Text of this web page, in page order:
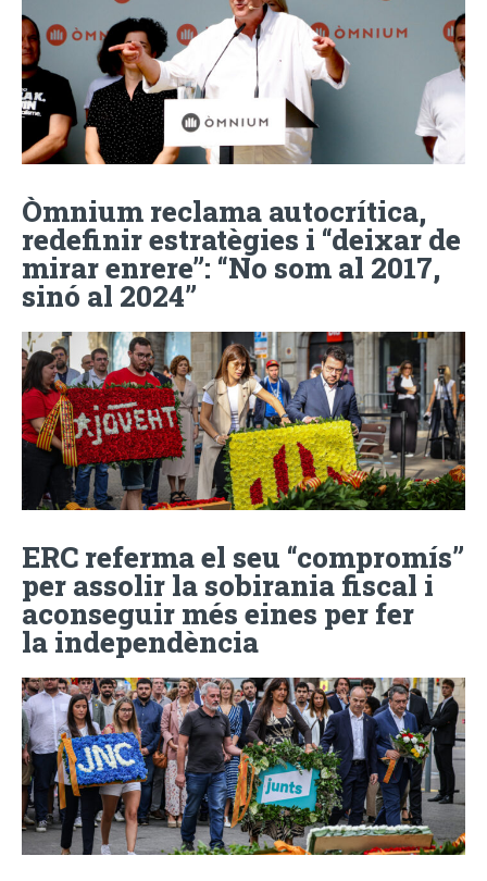
Òmnium reclama autocrítica,
redefinir estratègies i “deixar de
mirar enrere”: “No som al 2017,
sinó al 2024”
ERC referma el seu “compromís”
per assolir la sobirania fiscal i
aconseguir més eines per fer
la independència